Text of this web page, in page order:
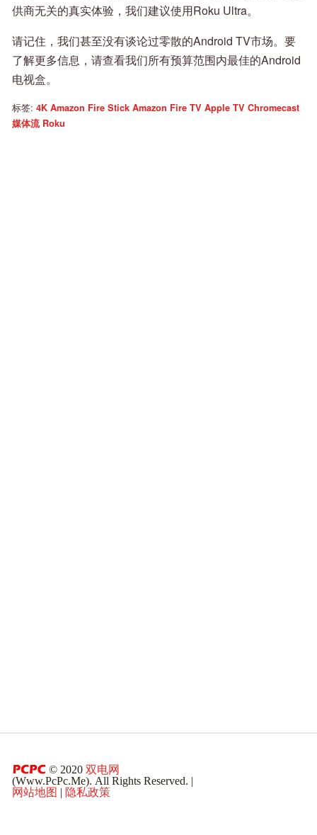
供商无关的真实体验，我们建议使用Roku Ultra。
请记住，我们甚至没有谈论过零散的Android TV市场。要
了解更多信息，请查看我们所有预算范围内最佳的Android
电视盒。
标签: 4K Amazon Fire Stick Amazon Fire TV Apple TV Chromecast
媒体流 Roku
© 2020 双电网
(Www.PcPc.Me). All Rights Reserved. |
网站地图 | 隐私政策